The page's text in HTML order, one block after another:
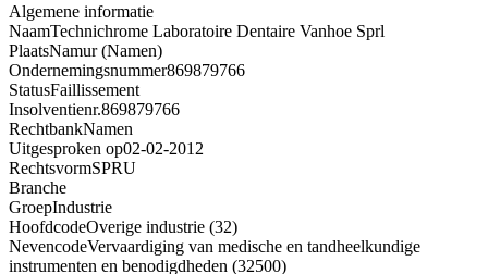
Algemene informatie
NaamTechnichrome Laboratoire Dentaire Vanhoe Sprl
PlaatsNamur (Namen)
Ondernemingsnummer869879766
StatusFaillissement
Insolventienr.869879766
RechtbankNamen
Uitgesproken op02-02-2012
RechtsvormSPRU
Branche
GroepIndustrie
HoofdcodeOverige industrie (32)
NevencodeVervaardiging van medische en tandheelkundige
instrumenten en benodigdheden (32500)